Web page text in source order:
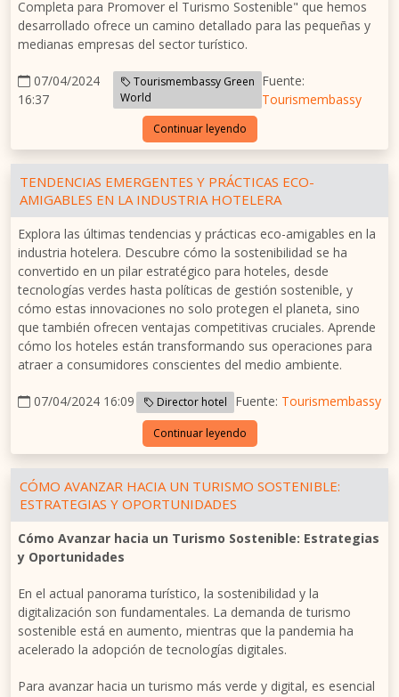
Completa para Promover el Turismo Sostenible" que hemos
desarrollado ofrece un camino detallado para las pequeñas y
medianas empresas del sector turístico.
07/04/2024
16:37
Tourismembassy Green
World
Fuente:
Tourismembassy
Continuar leyendo
TENDENCIAS EMERGENTES Y PRÁCTICAS ECO-
AMIGABLES EN LA INDUSTRIA HOTELERA
Explora las últimas tendencias y prácticas eco-amigables en la
industria hotelera. Descubre cómo la sostenibilidad se ha
convertido en un pilar estratégico para hoteles, desde
tecnologías verdes hasta políticas de gestión sostenible, y
cómo estas innovaciones no solo protegen el planeta, sino
que también ofrecen ventajas competitivas cruciales. Aprende
cómo los hoteles están transformando sus operaciones para
atraer a consumidores conscientes del medio ambiente.
07/04/2024 16:09 Director hotel Fuente: Tourismembassy
Continuar leyendo
CÓMO AVANZAR HACIA UN TURISMO SOSTENIBLE:
ESTRATEGIAS Y OPORTUNIDADES
Cómo Avanzar hacia un Turismo Sostenible: Estrategias
y Oportunidades
En el actual panorama turístico, la sostenibilidad y la
digitalización son fundamentales. La demanda de turismo
sostenible está en aumento, mientras que la pandemia ha
acelerado la adopción de tecnologías digitales.
Para avanzar hacia un turismo más verde y digital, es esencial